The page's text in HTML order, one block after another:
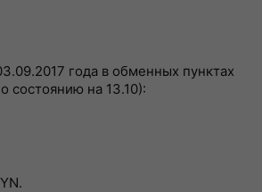
года в обменных пунктах
состоянию на 13.10):